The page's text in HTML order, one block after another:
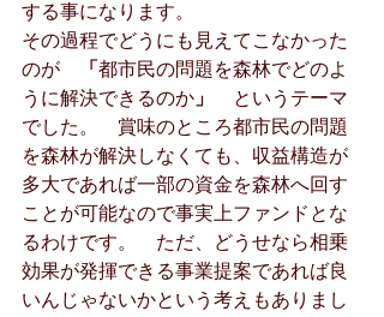
する事になります。
その過程でどうにも見えてこなかった
のが
「 都市民の問題を森林でどのよ
うに解決できるのか 」
というテーマ
でした。　賞味のところ都市民の問題
を森林が解決しなくても、収益構造が
多大であれば一部の資金を森林へ回す
ことが可能なので事実上ファンドとな
るわけです。　ただ、どうせなら相乗
効果が発揮できる事業提案であれば良
いんじゃないかという考えもありまし